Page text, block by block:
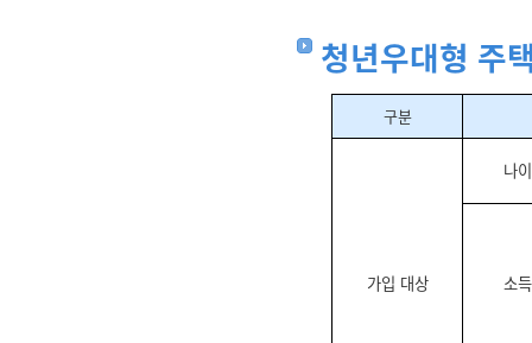
청년우대형 주
구분
가입 대상
나이
소득